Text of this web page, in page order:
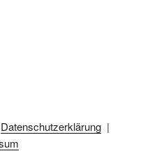
Datenschutzerklärung |